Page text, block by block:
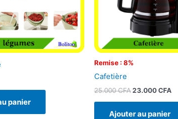
panier
Remise : 8%
Cafetière
25.000CFA23.000CFA
Ajouter au panier